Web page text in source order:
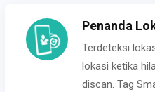
Penanda
Terdeteksi
lokasi ketika
discan. Tag